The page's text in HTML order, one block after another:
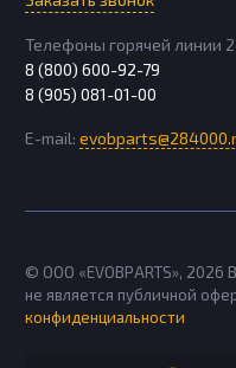
Телефоны горячей линии
8 (800) 600-92-79
8 (905) 081-01-00
E-mail:
© ООО «EVOBPARTS», 2026
не является публичной
конфиденциальности